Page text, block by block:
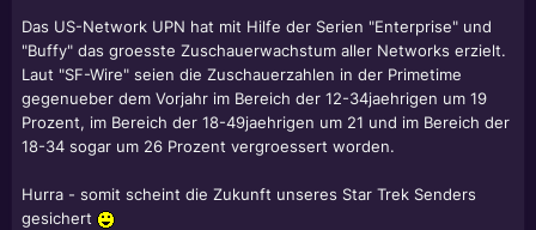
Das US-Network UPN hat mit Hilfe der Serien "Enterprise" und
"Buffy" das groesste Zuschauerwachstum aller Networks erzielt.
Laut "SF-Wire" seien die Zuschauerzahlen in der Primetime
gegenueber dem Vorjahr im Bereich der 12-34jaehrigen um 19
Prozent, im Bereich der 18-49jaehrigen um 21 und im Bereich der
18-34 sogar um 26 Prozent vergroessert worden.
Hurra - somit scheint die Zukunft unseres Star Trek Senders
gesichert